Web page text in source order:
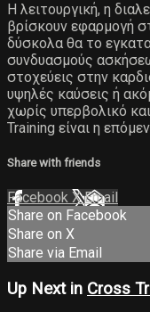
Η λειτουργική, η
βρίσκουν εφαρμογή
δύσκολα θα το
συνδυασμούς
στοχεύεις στην
υψηλές καύσεις ή
χωρίς υπερβολικό
Training είναι η
Share with friends
Facebook XEmail
Share on Facebook
Share on X
Share via Email
Up Next in Cross